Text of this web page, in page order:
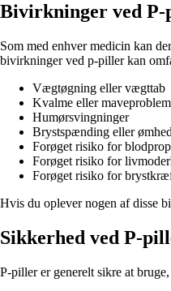
Bivirkninger ved
Som med enhver medicin kan
bivirkninger ved p-piller kan
Vægtøgning eller vægttab
Kvalme eller
Humørsvingninger
Brystspænding eller ømhed
Forøget risiko for
Forøget risiko for
Forøget risiko for
Hvis du oplever nogen af ​​disse
Sikkerhed ved P-
P-piller er generelt sikre at